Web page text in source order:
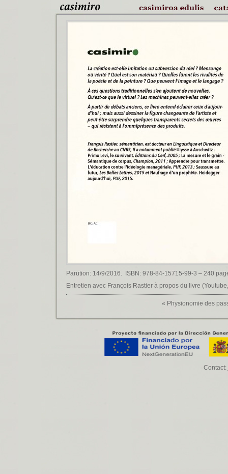
Parution: 14/9/2016. ISBN: 978-84-15715-99-3 – 240
Entretien avec François Rastier à propos du livre
« Physionomie des
Contact: